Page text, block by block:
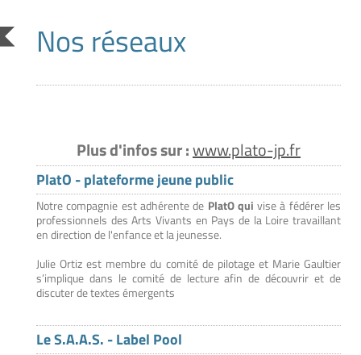
Nos réseaux
Plus d'infos sur :www.plato-jp.fr
PlatO - plateforme jeune public
Notre compagnie est adhérente de PlatO quivise à fédérer les
professionnels des Arts Vivants en Pays de la Loire travaillant
en direction de l'enfance et la jeunesse.
Julie Ortiz est membre du comité de pilotage et Marie Gaultier
s’implique dans le comité de lecture afin de découvrir et de
discuter de textes émergents
Le S.A.A.S. - Label Pool